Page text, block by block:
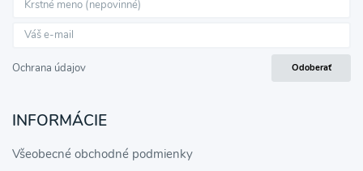
Ochrana údajov Odoberať
INFORMÁCIE
Všeobecné obchodné podmienky